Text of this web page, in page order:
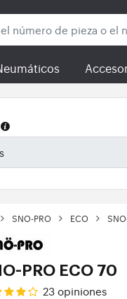
SNO-PRO ECO
PRO ECO 70
23opiniones